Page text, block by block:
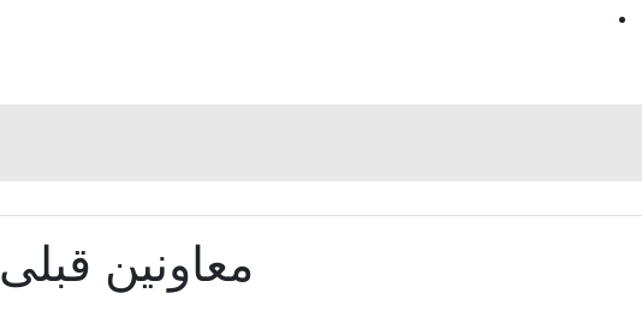
معاونین قبلی